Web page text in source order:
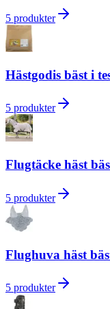
5 produkter
Hästgodis bäst i
5 produkter
Flugtäcke häst
5 produkter
Flughuva häst
5 produkter